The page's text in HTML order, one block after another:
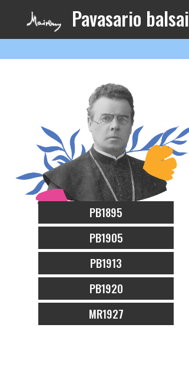
Pavasario balsai
PB1895
PB1905
PB1913
PB1920
MR1927